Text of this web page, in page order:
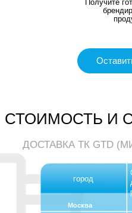
Получите
СТОИМОСТЬ И
ДОСТАВКА ТК GTD
город
Москва